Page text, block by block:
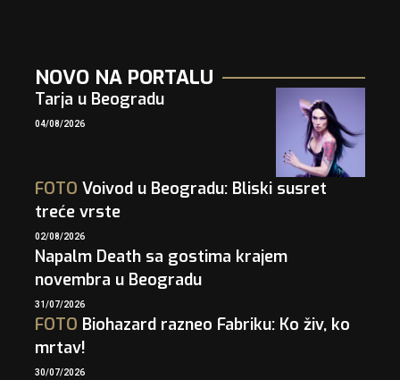
NOVO NA PORTALU
Tarja u Beogradu
04/08/2026
FOTO Voivod u Beogradu: Bliski susret
treće vrste
02/08/2026
Napalm Death sa gostima krajem
novembra u Beogradu
31/07/2026
FOTO Biohazard razneo Fabriku: Ko živ, ko
mrtav!
30/07/2026